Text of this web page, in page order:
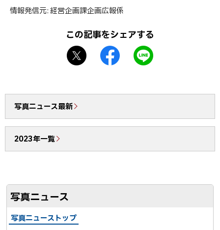
プ
情報発信元 経営企画課企画広報係
この記事をシェアする
o
o
シ
送
る
写真ニュース最新
2023年一覧
写真ニュース
写真ニューストップ